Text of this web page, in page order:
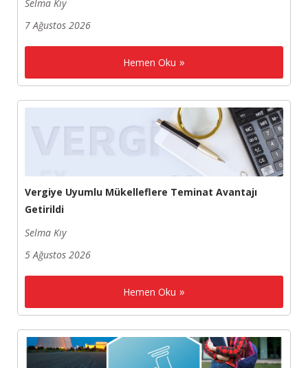
Selma Kıy
7 Ağustos 2026
Hemen Oku
Vergiye Uyumlu Mükelleflere Teminat Avantajı
Getirildi
Selma Kıy
5 Ağustos 2026
Hemen Oku